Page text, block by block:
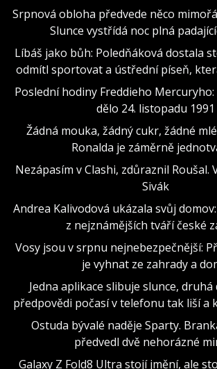
Srpnová obloha předvede něco
Slunce vystřídá noc plná
Líbáš jako bůh: Poledňáková dostala
odmítl sportovat a ústřední píseň,
Poslední hodiny Freddieho
dělo 24. listopadu 1991
Žádná mouka, žádný cukr, žádné
Ronalda je záměrně
Nezápasím v Clashi, zdůraznil Roušal.
Sivák
Andrea Kalivodová ukázala svůj
z nejznámějších tváří české
Vosy jsou v srpnu nejnebezpečnější:
je vyhnat ze zahrady a
Jedna aplikace slibuje slunce, druhá
předpovědi počasí v telefonu tak liší a
Ostuda bývalé naděje Sparty.
předvedl dvě nehorázné
Galaxy Z Fold8 Ultra stojí jmění, ale